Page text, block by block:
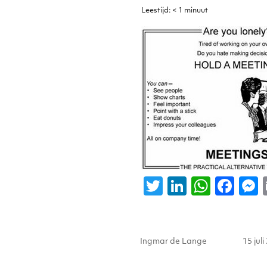
Leestijd: < 1 minuut
T
te
Li
e
W F
e
Ingmar de Lange 15 juli